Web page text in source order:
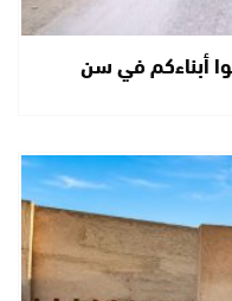
أبناءكم في سن